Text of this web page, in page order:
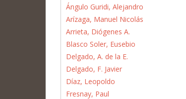
Ángulo Guridi, Alejandro
Arízaga, Manuel Nicolás
Arrieta, Diógenes A.
Blasco Soler, Eusebio
Delgado, A. de la E.
Delgado, F. Javier
Díaz, Leopoldo
Fresnay, Paul